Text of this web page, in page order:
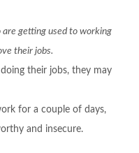
are getting used to working
their jobs.
their jobs, they may
for a couple of days,
and insecure.